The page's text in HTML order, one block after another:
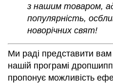
з нашим товаром,
популярність,
новорічних свят!
Ми раді представити вам
нашій програмі
пропонує можливість